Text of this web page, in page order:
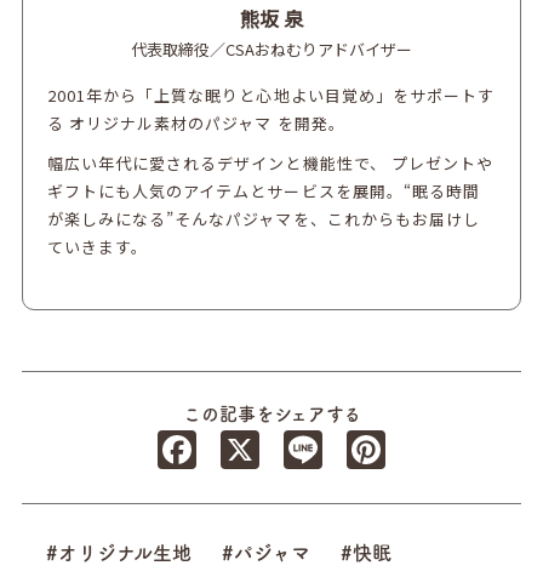
熊坂 泉
代表取締役／CSAおねむりアドバイザー
2001年から「上質な眠りと心地よい目覚め」をサポートす
る オリジナル素材のパジャマ を開発。
幅広い年代に愛されるデザインと機能性で、 プレゼントや
ギフトにも人気のアイテムとサービスを展開。 “眠る時間
が楽しみになる”そんなパジャマを、これからもお届けし
ていきます。
この記事をシェアする
Facebook
Line
#オリジナル生地 #パジャマ #快眠